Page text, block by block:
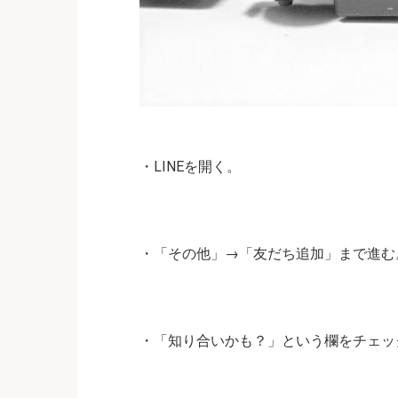
・LINEを開く。
・「その他」→「友だち追加」まで進
・「知り合いかも？」という欄をチェ